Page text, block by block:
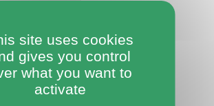
site uses cookies
gives you control
what you want to
activate